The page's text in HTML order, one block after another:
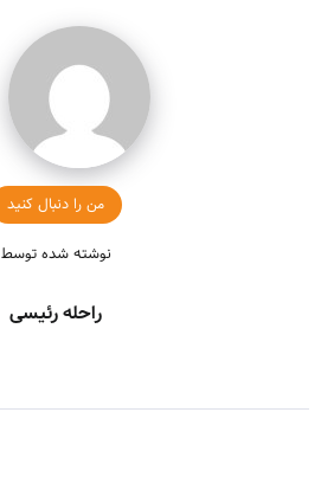
من را دنبال کنید
نوشته شده توسط
راحله رئیسی